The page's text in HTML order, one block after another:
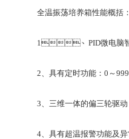
全温振荡培养箱性能概括
1、PID微电脑智能
2、具有定时功能：0～
3、三维一体的偏三轮驱动，
4、具有超温报警功能及异